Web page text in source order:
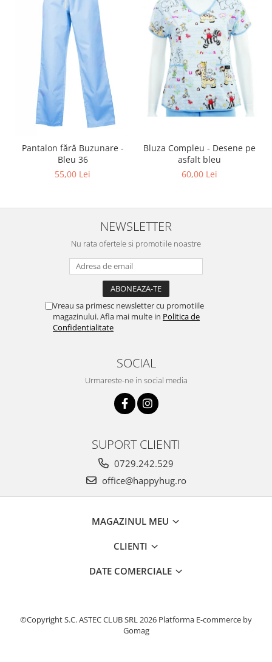
Pantalon fără Buzunare -
Bleu 36
55,00 Lei
Bluza Compleu - Desene pe
asfalt bleu
60,00 Lei
NEWSLETTER
Nu rata ofertele si promotiile noastre
Vreau sa primesc newsletter cu promotiile
magazinului. Afla mai multe in Politica de
Confidentialitate
SOCIAL
Urmareste-ne in social media
SUPORT CLIENTI
0729.242.529
office@happyhug.ro
MAGAZINUL MEU
CLIENTI
DATE COMERCIALE
©Copyright S.C. ASTEC CLUB SRL 2026 Platforma E-commerce by
Gomag